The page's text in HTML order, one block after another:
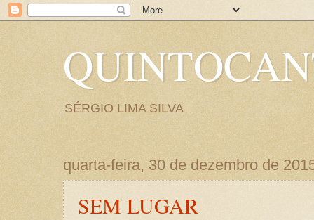
SÉRGIO LIMA SILVA
quarta-feira, 30 de dezembro de
SEM LUGAR